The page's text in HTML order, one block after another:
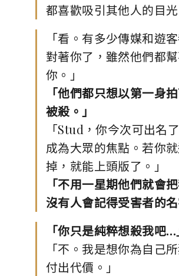
都喜歡吸引其他人的目光
「看。有多少傳媒和遊
對著你了，雖然他們都
你。」
「他們都只想以第一身
被殺。」
「Stud，你今次可出名
成為大眾的焦點。若你
掉，就能上頭版了。」
「不用一星期他們就會
沒有人會記得受害者的名
「你只是純粹想殺我吧…
「不。我是想你為自己
付出代價。」